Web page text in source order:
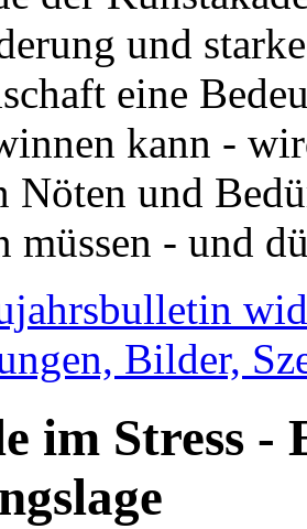
und
eine
kann -
Nöten und
müssen - und
Bilder,
im Stress -